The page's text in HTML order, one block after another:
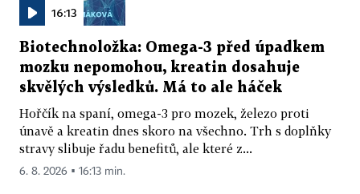
16:13
Biotechnoložka: Omega-3 před úpadkem
mozku nepomohou, kreatin dosahuje
skvělých výsledků. Má to ale háček
Hořčík na spaní, omega-3 pro mozek, železo proti
únavě a kreatin dnes skoro na všechno. Trh s doplňky
stravy slibuje řadu benefitů, ale které z...
6. 8. 2026 ▪ 16:13 min.